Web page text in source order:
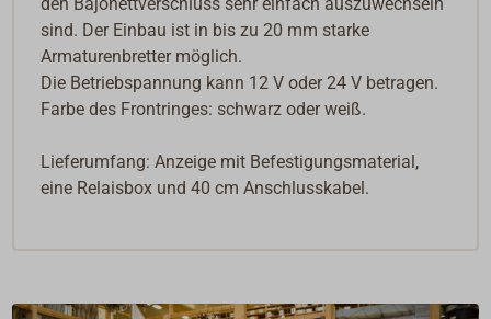
sind. Der Einbau ist in bis zu 20 mm starke
Armaturenbretter möglich.
Die Betriebspannung kann 12 V oder 24 V betragen.
Farbe des Frontringes: schwarz oder weiß.
Lieferumfang: Anzeige mit Befestigungsmaterial,
eine Relaisbox und 40 cm Anschlusskabel.